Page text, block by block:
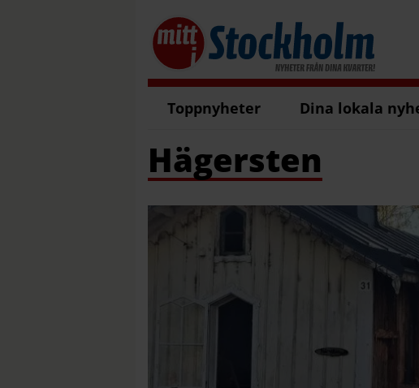
Toppnyheter Dina lokala
Hägersten